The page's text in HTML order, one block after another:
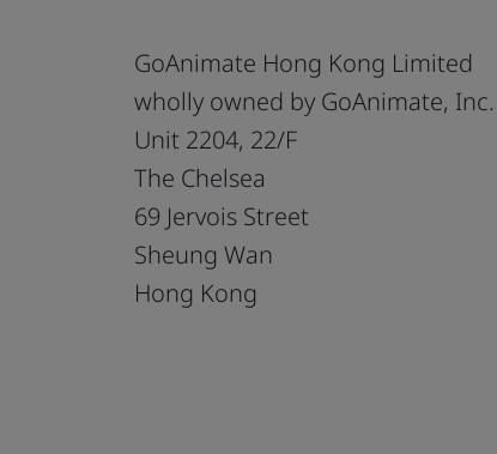
GoAnimate Hong Kong Limited
wholly owned by GoAnimate, Inc.
Unit 2204, 22/F
The Chelsea
69 Jervois Street
Sheung Wan
Hong Kong